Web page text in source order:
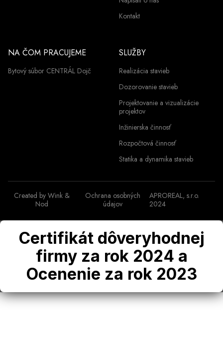
Kontakt
NA ČOM PRACUJEME
Bytový súbor CENTRÁL Dojč
SLUŽBY
Realizácia stavieb
Dozorovanie stavieb
Projektovanie a vizualizácie
projektov
Inžinierska činnosť
Rozpočtová činnosť
Statika a dynamika stavieb
Created byWink &
Nod
Ochrana osobných
údajov
APROREAL, s.r.o.
2024
Certifikát dôveryhodnej
firmy za rok 2024 a
Ocenenie za rok 2023